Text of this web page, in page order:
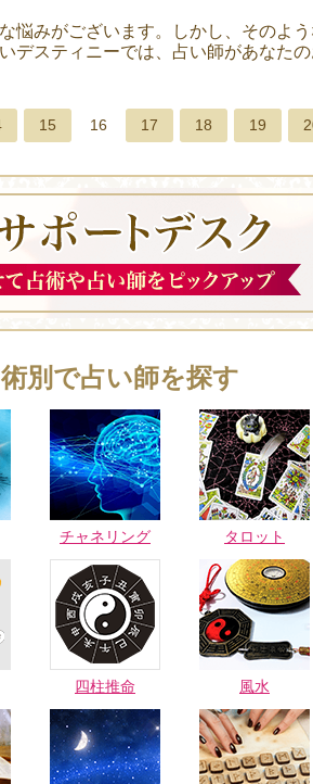
悩みがございます。しかし、そのよ
デスティニーでは、占い師があなた
15 16 17 18 19
別で占い師を探す
チャネリング タロット
四柱推命 風水